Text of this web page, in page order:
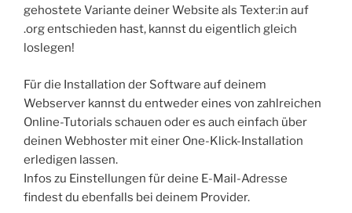
gehostete Variante deiner Website als Texter:in auf
.org entschieden hast, kannst du eigentlich gleich
loslegen!
Für die Installation der Software auf deinem
Webserver kannst du entweder eines von zahlreichen
Online-Tutorials schauen oder es auch einfach über
deinen Webhoster mit einer One-Klick-Installation
erledigen lassen.
Infos zu Einstellungen für deine E-Mail-Adresse
findest du ebenfalls bei deinem Provider.